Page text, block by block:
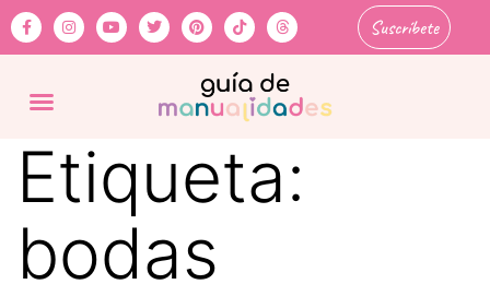
Suscríbete
Etiqueta:
bodas